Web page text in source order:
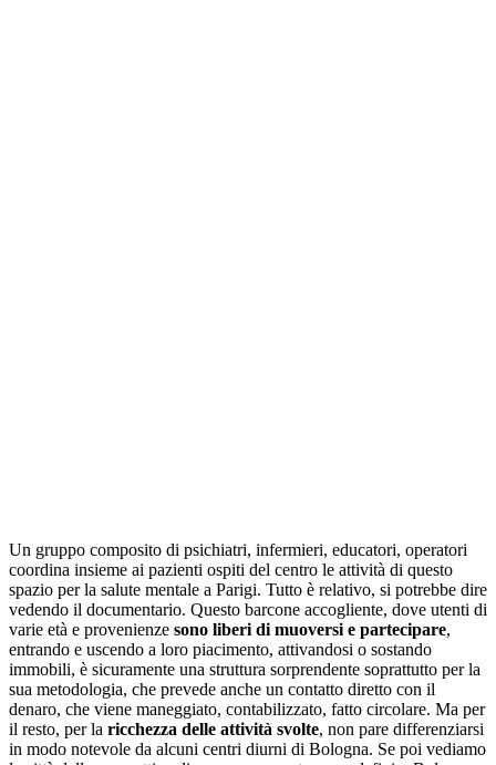
Un gruppo composito di psichiatri, infermieri, educatori, operatori
coordina insieme ai pazienti ospiti del centro le attività di questo
spazio per la salute mentale a Parigi. Tutto è relativo, si potrebbe dire
vedendo il documentario. Questo barcone accogliente, dove utenti di
varie età e provenienze sono liberi di muoversi e partecipare,
entrando e uscendo a loro piacimento, attivandosi o sostando
immobili, è sicuramente una struttura sorprendente soprattutto per la
sua metodologia, che prevede anche un contatto diretto con il
denaro, che viene maneggiato, contabilizzato, fatto circolare. Ma per
il resto, per la ricchezza delle attività svolte, non pare differenziarsi
in modo notevole da alcuni centri diurni di Bologna. Se poi vediamo